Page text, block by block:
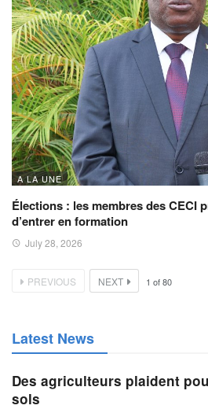
A LA UNE
Élections : les membres des CECI
d’entrer en formation
July 28, 2026
PREVIOUS NEXT 1 of80
Latest News
Des agriculteurs plaident
sols